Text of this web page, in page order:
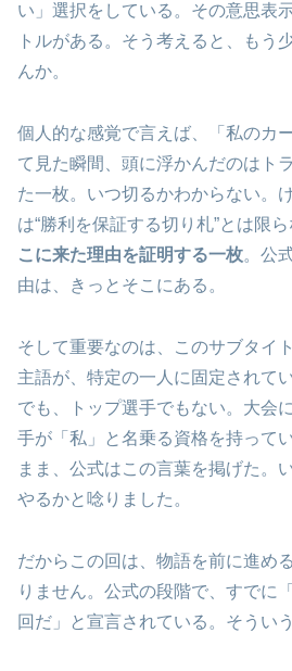
い」選択をしている。その意思表
トルがある。そう考えると、もう
んか。
個人的な感覚で言えば、「私のカ
て見た瞬間、頭に浮かんだのはト
た一枚。いつ切るかわからない。
は“勝利を保証する切り札”とは限ら
こに来た理由を証明する一枚。公
由は、きっとそこにある。
そして重要なのは、このサブタイ
主語が、特定の一人に固定されて
でも、トップ選手でもない。大会
手が「私」と名乗る資格を持って
まま、公式はこの言葉を掲げた。
やるかと唸りました。
だからこの回は、物語を前に進め
りません。公式の段階で、すでに
回だ」と宣言されている。そうい